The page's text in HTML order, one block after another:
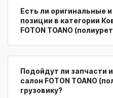
Есть ли оригинальные
позиции в категории
FOTON TOANO
Подойдут ли запчасти
салон FOTON TOANO
грузовику?